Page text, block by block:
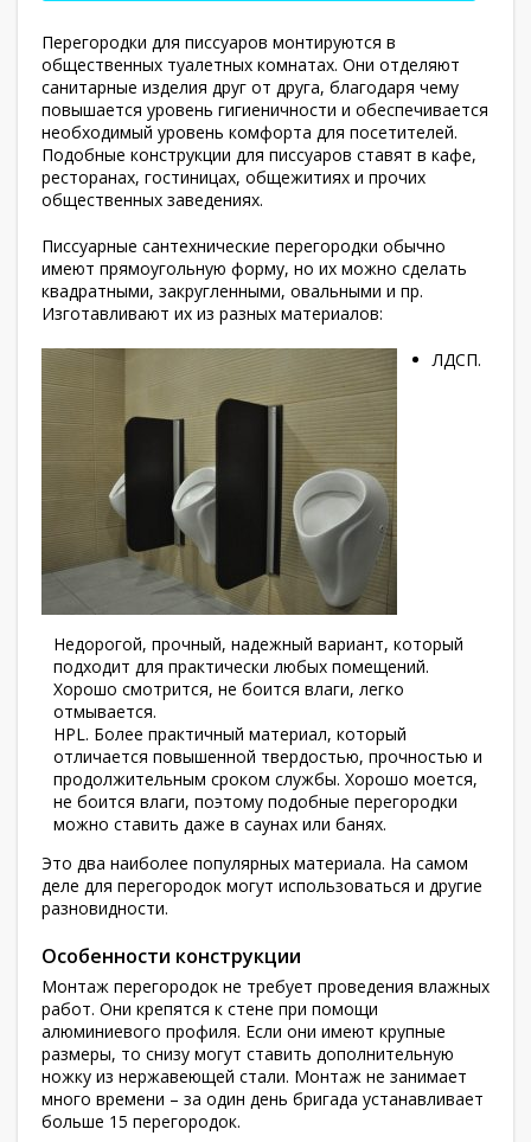
Перегородки для писсуаров монтируются в
общественных туалетных комнатах. Они отделяют
санитарные изделия друг от друга, благодаря чему
повышается уровень гигиеничности и обеспечивается
необходимый уровень комфорта для посетителей.
Подобные конструкции для писсуаров ставят в кафе,
ресторанах, гостиницах, общежитиях и прочих
общественных заведениях.
Писсуарные сантехнические перегородки обычно
имеют прямоугольную форму, но их можно сделать
квадратными, закругленными, овальными и пр.
Изготавливают их из разных материалов:
ЛДСП.
Недорогой, прочный, надежный вариант, который
подходит для практически любых помещений.
Хорошо смотрится, не боится влаги, легко
отмывается.
HPL. Более практичный материал, который
отличается повышенной твердостью, прочностью и
продолжительным сроком службы. Хорошо моется,
не боится влаги, поэтому подобные перегородки
можно ставить даже в саунах или банях.
Это два наиболее популярных материала. На самом
деле для перегородок могут использоваться и другие
разновидности.
Особенности конструкции
Монтаж перегородок не требует проведения влажных
работ. Они крепятся к стене при помощи
алюминиевого профиля. Если они имеют крупные
размеры, то снизу могут ставить дополнительную
ножку из нержавеющей стали. Монтаж не занимает
много времени – за один день бригада устанавливает
больше 15 перегородок.